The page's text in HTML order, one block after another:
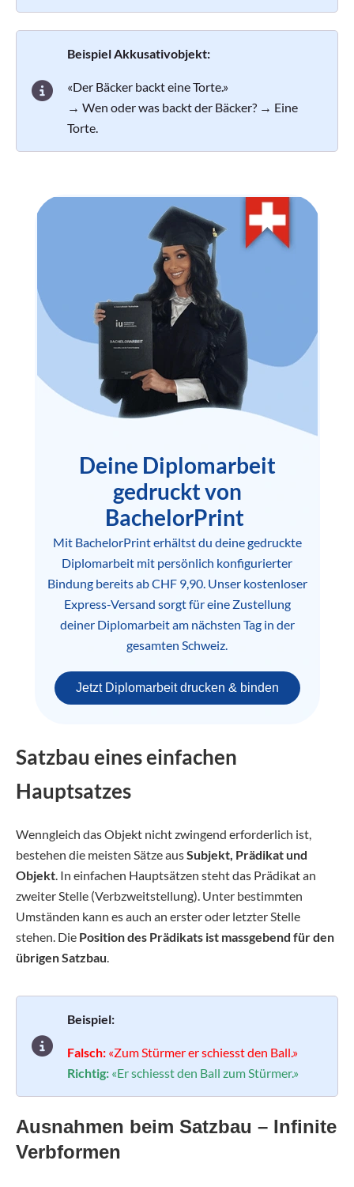
Beispiel Akkusativobjekt:
«Der Bäcker backt eine Torte.»
→ Wen oder was backt der Bäcker? → Eine
Torte.
Deine Diplomarbeit
gedruckt von
BachelorPrint
Mit BachelorPrint erhältst du deine gedruckte
Diplomarbeit mit persönlich konfigurierter
Bindung bereits ab CHF 9,90. Unser kostenloser
Express-Versand sorgt für eine Zustellung
deiner Diplomarbeit am nächsten Tag in der
gesamten Schweiz.
Jetzt Diplomarbeit drucken & binden
Satzbau eines einfachen
Hauptsatzes
Wenngleich das Objekt nicht zwingend erforderlich ist,
bestehen die meisten Sätze ausSubjekt, Prädikat und
Objekt. In einfachen Hauptsätzen steht das Prädikat an
zweiter Stelle (Verbzweitstellung). Unter bestimmten
Umständen kann es auch an erster oder letzter Stelle
stehen. Die Position des Prädikats ist massgebend für den
übrigen Satzbau.
Beispiel:
Falsch: «Zum Stürmer er schiesst den Ball.»
Richtig: «Er schiesst den Ball zum Stürmer.»
Ausnahmen beim Satzbau – Infinite
Verbformen